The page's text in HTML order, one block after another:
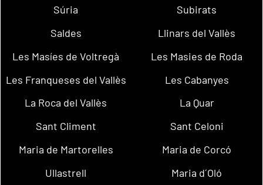
Súria
Subirats
Saldes
Llinars del Vallès
Les Masíes de Voltregà
Les Masies de Roda
Les Franqueses del Vallès
Les Cabanyes
La Roca del Vallès
La Quar
Sant Climent
Sant Celoni
Maria de Martorelles
Maria de Corcó
Ullastrell
Maria d´Oló